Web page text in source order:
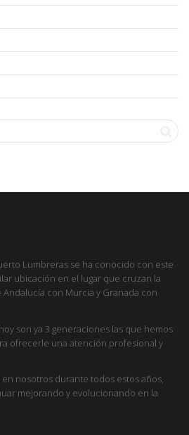
Lumbreras se ha conocido con este
ubicación en el lugar que cruzan la
con Murcia y Granada con
son ya 3 generaciones las que hemos
ofrecerle una atención profesional y
nosotros durante todos estos años,
mejorando y evolucionando en la